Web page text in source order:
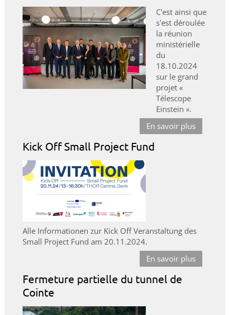
C'est ainsi que
s'est déroulée
la réunion
ministérielle
du
18.10.2024
sur le grand
projet «
Télescope
Einstein ».
En savoir plus
Kick Off Small Project Fund
Alle Informationen zur Kick Off Veranstaltung des
Small Project Fund am 20.11.2024.
En savoir plus
Fermeture partielle du tunnel de
Cointe